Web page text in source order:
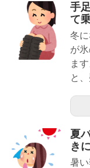
手
て
冬
が
ま
と
夏
き
暑